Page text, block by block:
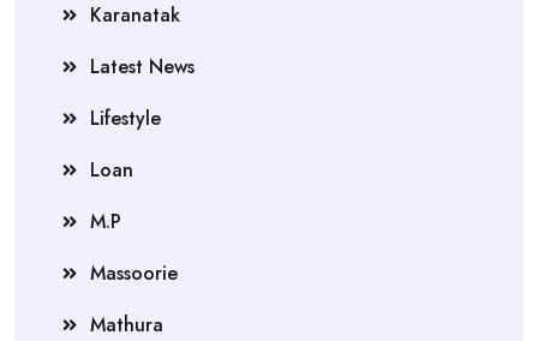
Karanatak
Latest News
Lifestyle
Loan
M.P
Massoorie
Mathura